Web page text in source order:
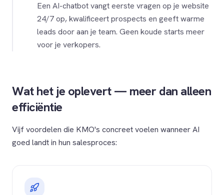
Een AI-chatbot vangt eerste vragen op je website
24/7 op, kwalificeert prospects en geeft warme
leads door aan je team. Geen koude starts meer
voor je verkopers.
Wat het je oplevert — meer dan alleen
efficiëntie
Vijf voordelen die KMO's concreet voelen wanneer AI
goed landt in hun salesproces: